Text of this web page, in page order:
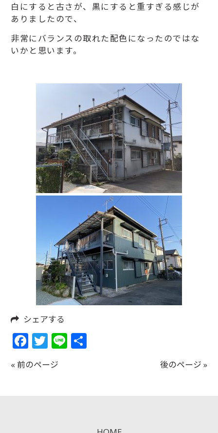
白にすると古さが、黒にすると重すぎる感じが
ありましたので、
非常にバランスの取れた配色になったのではな
いかと思います。
シェアする
Facebook
Twitter
Line
« 前のページ 後のページ »